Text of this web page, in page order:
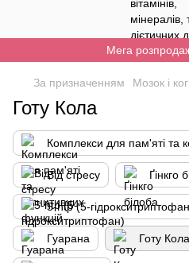
Мега
За призначенням Мозок і
Готу Кола
Комплекси для пам'яті та
Від стресу Ґінкго
5-htp (5-
Гуарана Готу Кола